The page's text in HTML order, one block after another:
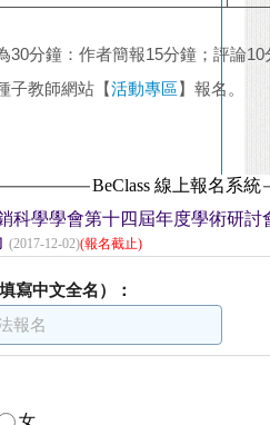
30分鐘：作者簡報15分鐘；評論
子教師網站【活動專區】報名。